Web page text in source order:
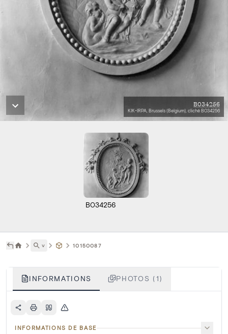
B034256
KIK-IRPA, Brussels (Belgium), cliché B034256
B034256
˅ 10150087
INFORMATIONS PHOTOS (1)
INFORMATIONS DE BASE